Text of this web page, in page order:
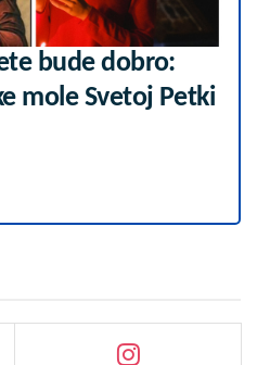
bude dobro:
mole Svetoj Petki